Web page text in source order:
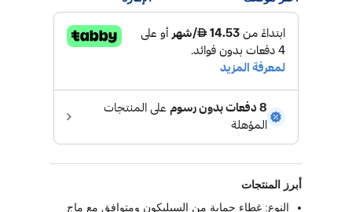
أبرز المنتجات
النوع: غطاء حماية من السيليكون ومتوافق مع ماج